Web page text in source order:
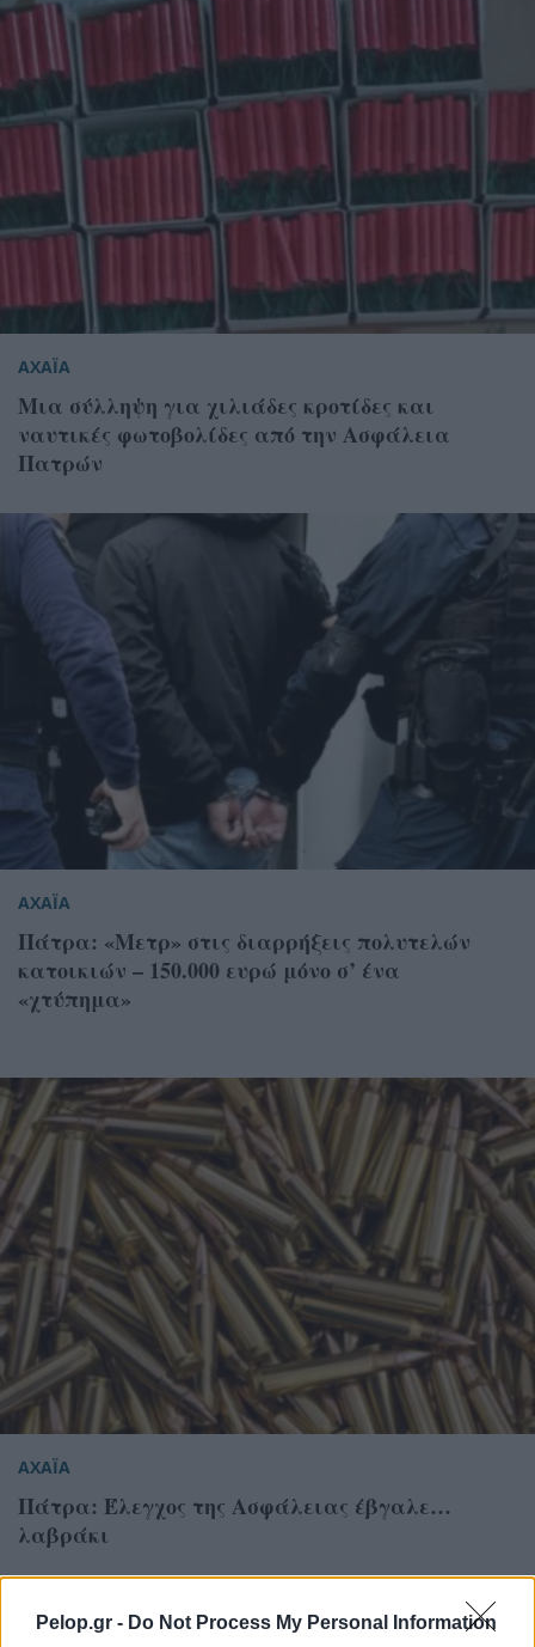
Pelop.gr - Do Not Process My Personal Information
ΑΧΑΪΑ
Μια σύλληψη για χιλιάδες κροτίδες και
ναυτικές φωτοβολίδες από την Ασφάλεια
Πατρών
ΑΧΑΪΑ
Πάτρα: «Μετρ» στις διαρρήξεις πολυτελών
κατοικιών – 150.000 ευρώ μόνο σ’ ένα
«χτύπημα»
ΑΧΑΪΑ
Πάτρα: Έλεγχος της Ασφάλειας έβγαλε…
λαβράκι